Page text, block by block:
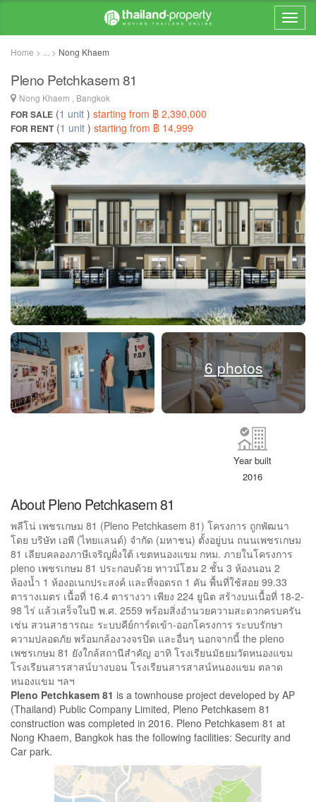
Home > ... > Nong Khaem
Pleno Petchkasem 81
Nong Khaem , Bangkok
FOR SALE (1 unit ) starting from ฿ 2,390,000
FOR RENT(1 unit ) starting from ฿ 14,999
6 photos
Year built
2016
About Pleno Petchkasem 81
พลีโน่ เพชรเกษม 81 (Pleno Petchkasem 81) โครงการ ถูกพัฒนา
โดย บริษัท เอพี (ไทยแลนด์) จำกัด (มหาชน) ตั้งอยู่บน ถนนเพชรเกษม
81 เลียบคลองภาษีเจริญฝั่งใต้ เขตหนองแขม กทม. ภายในโครงการ
pleno เพชรเกษม 81 ประกอบด้วย ทาวน์โฮม 2 ชั้น 3 ห้องนอน 2
ห้องน้ำ 1 ห้องอเนกประสงค์ และที่จอดรถ 1 คัน พื้นที่ใช้สอย 99.33
ตารางเมตร เนื้อที่ 16.4 ตารางวา เพียง 224 ยูนิต สร้างบนเนื้อที่ 18-2-
98 ไร่ แล้วเสร็จในปี พ.ศ. 2559 พร้อมสิ่งอำนวยความสะดวกครบครัน
เช่น สวนสาธารณะ ระบบคีย์การ์ดเข้า-ออกโครงการ ระบบรักษา
ความปลอดภัย พร้อมกล้องวงจรปิด และอื่นๆ นอกจากนี้ the pleno
เพชรเกษม 81 ยังใกล้สถานีสำคัญ อาทิ โรงเรียนมัธยมวัดหนองแขม
โรงเรียนสารสาสน์บางบอน โรงเรียนสารสาสน์หนองแขม ตลาด
หนองแขม ฯลฯ
Pleno Petchkasem 81 is a townhouse project developed by AP
(Thailand) Public Company Limited, Pleno Petchkasem 81
construction was completed in 2016. Pleno Petchkasem 81 at
Nong Khaem, Bangkok has the following facilities: Security and
Car park.